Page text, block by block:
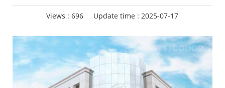
Views :696 Update time : 2025-07-17